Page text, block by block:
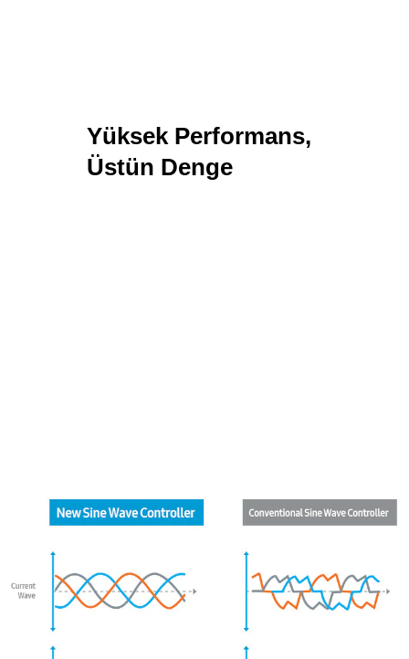
Yüksek Performans,
Üstün Denge